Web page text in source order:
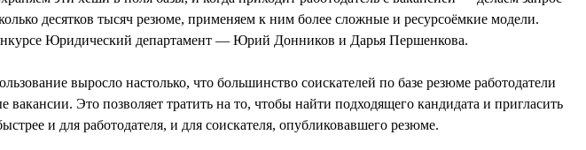
десятков тысяч резюме, применяем к ним более сложные и ресурсоёмкие модели.
Юридический департамент — Юрий Донников и Дарья Першенкова.
выросло настолько, что большинство соискателей по базе резюме работодатели
Это позволяет тратить на то, чтобы найти подходящего кандидата и пригласить
и для работодателя, и для соискателя, опубликовавшего резюме.